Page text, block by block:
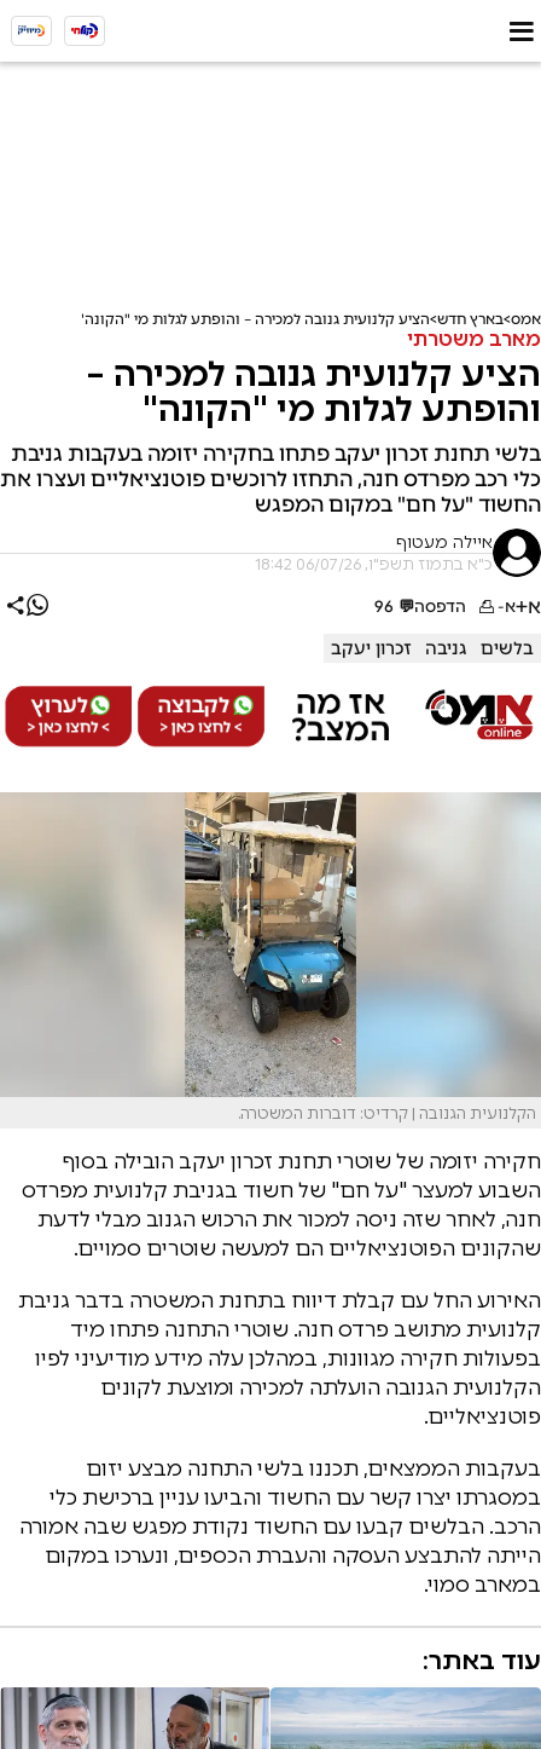
אמס בארץ חדש הציע קלנועית גנובה למכירה – והופתע לגלות מי "הקונה"
מארב משטרתי
הציע קלנועית גנובה למכירה –
והופתע לגלות מי "הקונה"
בלשי תחנת זכרון יעקב פתחו בחקירה יזומה בעקבות גניבת
כלי רכב מפרדס חנה, התחזו לרוכשים פוטנציאליים ועצרו את
החשוד "על חם" במקום המפגש
איילה מעטוף
כ"א בתמוז תשפ"ו, 06/07/26 18:42
א+א- הדפסה💬
96
בלשים גניבה זכרון יעקב
הקלנועית הגנובה | קרדיט: דוברות המשטרה.
חקירה יזומה של שוטרי תחנת זכרון יעקב הובילה בסוף
השבוע למעצר "על חם" של חשוד בגניבת קלנועית מפרדס
חנה, לאחר שזה ניסה למכור את הרכוש הגנוב מבלי לדעת
שהקונים הפוטנציאליים הם למעשה שוטרים סמויים.
האירוע החל עם קבלת דיווח בתחנת המשטרה בדבר גניבת
קלנועית מתושב פרדס חנה. שוטרי התחנה פתחו מיד
בפעולות חקירה מגוונות, במהלכן עלה מידע מודיעיני לפיו
הקלנועית הגנובה הועלתה למכירה ומוצעת לקונים
פוטנציאליים.
בעקבות הממצאים, תכננו בלשי התחנה מבצע יזום
במסגרתו יצרו קשר עם החשוד והביעו עניין ברכישת כלי
הרכב. הבלשים קבעו עם החשוד נקודת מפגש שבה אמורה
הייתה להתבצע העסקה והעברת הכספים, ונערכו במקום
במארב סמוי.
עוד באתר: